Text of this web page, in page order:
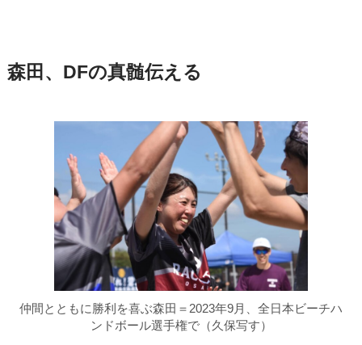
森田、DFの真髄伝える
仲間とともに勝利を喜ぶ森田＝2023年9月、全日本ビーチハ
ンドボール選手権で（久保写す）